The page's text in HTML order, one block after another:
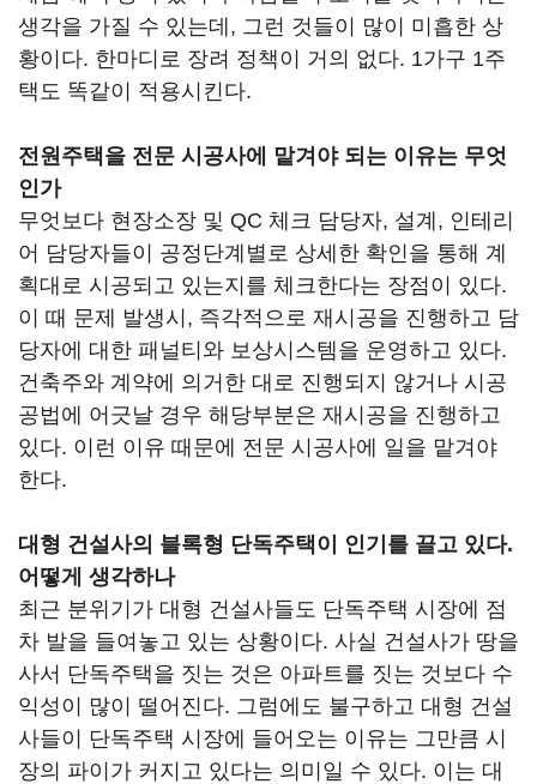
생각을 가질 수 있는데, 그런 것들이 많이 미흡한 상
황이다. 한마디로 장려 정책이 거의 없다. 1가구 1주
택도 똑같이 적용시킨다.
전원주택을 전문 시공사에 맡겨야 되는 이유는 무엇
인가
무엇보다 현장소장 및 QC 체크 담당자, 설계, 인테리
어 담당자들이 공정단계별로 상세한 확인을 통해 계
획대로 시공되고 있는지를 체크한다는 장점이 있다.
이 때 문제 발생시, 즉각적으로 재시공을 진행하고 담
당자에 대한 패널티와 보상시스템을 운영하고 있다.
건축주와 계약에 의거한 대로 진행되지 않거나 시공
공법에 어긋날 경우 해당부분은 재시공을 진행하고
있다. 이런 이유 때문에 전문 시공사에 일을 맡겨야
한다.
대형 건설사의 블록형 단독주택이 인기를 끌고 있다.
어떻게 생각하나
최근 분위기가 대형 건설사들도 단독주택 시장에 점
차 발을 들여놓고 있는 상황이다. 사실 건설사가 땅을
사서 단독주택을 짓는 것은 아파트를 짓는 것보다 수
익성이 많이 떨어진다. 그럼에도 불구하고 대형 건설
사들이 단독주택 시장에 들어오는 이유는 그만큼 시
장의 파이가 커지고 있다는 의미일 수 있다. 이는 대